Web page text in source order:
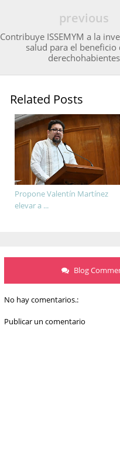
previous
Contribuye ISSEMYM a la
salud para el beneficio
derechohabientes
Related Posts
Propone Valentín Martínez
elevar a ...
Blog
No hay comentarios.:
Publicar un comentario